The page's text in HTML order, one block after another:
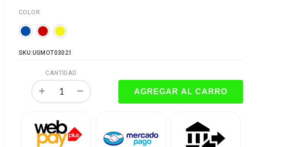
COLOR
SKU:UGMOT03021
CANTIDAD